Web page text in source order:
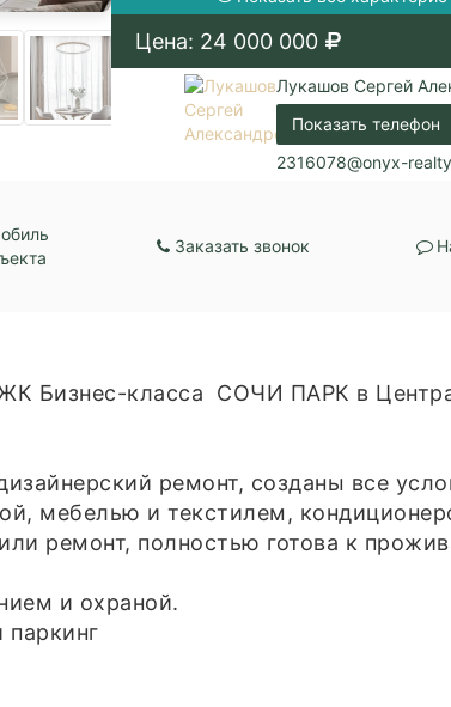
Ремонт:
Балкон:
Нет
Коммуникации:
Центральная
Центральное
Центральное
Подземная
Цена: 24 000 000
Лукашов Сергей
Показать телефон
2316078@onyx-
Заказать звонок
Бизнес-класса СОЧИ ПАРК в
peмoнт, cозданы все
мебелью и текстилем,
ремонт, полностью готова к
и охраной.